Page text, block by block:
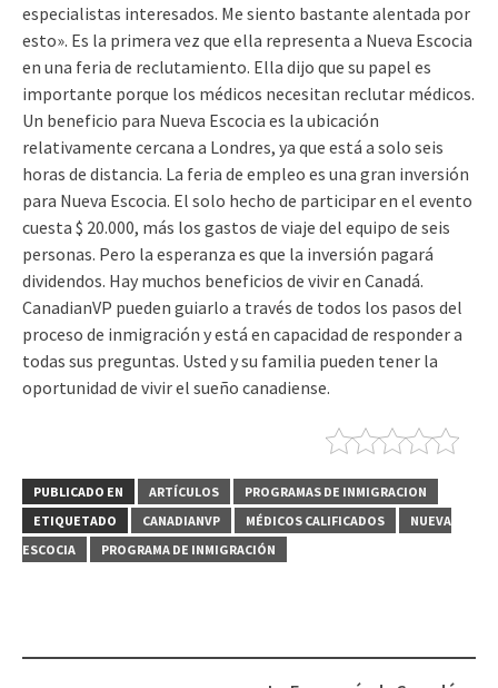
especialistas interesados. Me siento bastante alentada por
esto». Es la primera vez que ella representa a Nueva Escocia
en una feria de reclutamiento. Ella dijo que su papel es
importante porque los médicos necesitan reclutar médicos.
Un beneficio para Nueva Escocia es la ubicación
relativamente cercana a Londres, ya que está a solo seis
horas de distancia. La feria de empleo es una gran inversión
para Nueva Escocia. El solo hecho de participar en el evento
cuesta $ 20.000, más los gastos de viaje del equipo de seis
personas. Pero la esperanza es que la inversión pagará
dividendos. Hay muchos beneficios de vivir en Canadá.
CanadianVP pueden guiarlo a través de todos los pasos del
proceso de inmigración y está en capacidad de responder a
todas sus preguntas. Usted y su familia pueden tener la
oportunidad de vivir el sueño canadiense.
PUBLICADO EN ARTÍCULOS
PROGRAMAS DE INMIGRACION
ETIQUETADO
CANADIANVP MÉDICOS CALIFICADOS
NUEVA
ESCOCIA
PROGRAMA DE INMIGRACIÓN